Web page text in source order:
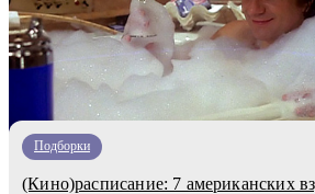
Подборки
(Кино)расписание: 7 американских